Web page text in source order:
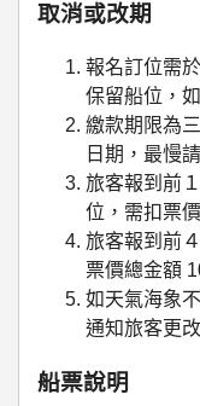
取消或改期
報名訂位需
保留船位，
繳款期限為
日期，最慢
旅客報到前
位，需扣票
旅客報到前
票價總金額
如天氣海象
通知旅客更
船票說明